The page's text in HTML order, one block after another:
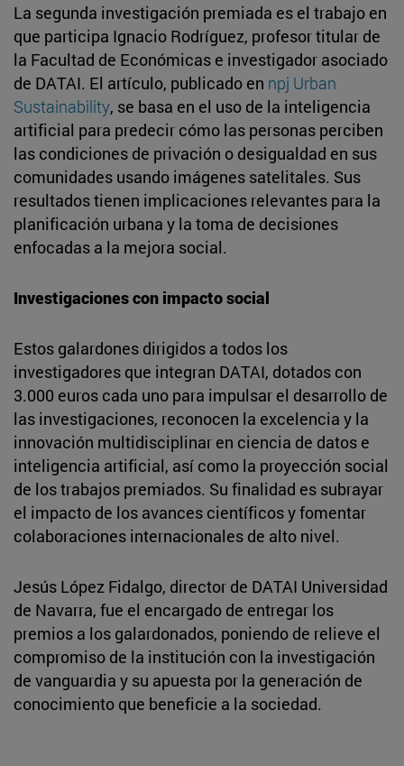
La segunda investigación premiada es el trabajo en
que participa Ignacio Rodríguez, profesor titular de
la Facultad de Económicas e investigador asociado
de DATAI. El artículo, publicado en npj Urban
Sustainability, se basa en el uso de la inteligencia
artificial para predecir cómo las personas perciben
las condiciones de privación o desigualdad en sus
comunidades usando imágenes satelitales. Sus
resultados tienen implicaciones relevantes para la
planificación urbana y la toma de decisiones
enfocadas a la mejora social.
Investigaciones con impacto social
Estos galardones dirigidos a todos los
investigadores que integran DATAI, dotados con
3.000 euros cada uno para impulsar el desarrollo de
las investigaciones, reconocen la excelencia y la
innovación multidisciplinar en ciencia de datos e
inteligencia artificial, así como la proyección social
de los trabajos premiados. Su finalidad es subrayar
el impacto de los avances científicos y fomentar
colaboraciones internacionales de alto nivel.
Jesús López Fidalgo, director de DATAI Universidad
de Navarra, fue el encargado de entregar los
premios a los galardonados, poniendo de relieve el
compromiso de la institución con la investigación
de vanguardia y su apuesta por la generación de
conocimiento que beneficie a la sociedad.